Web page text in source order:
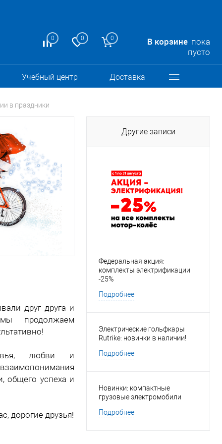
0 0 0 В корзине пока
пусто
Учебный центр Доставка
в праздники
друг друга и
продолжаем
любви и
общего успеха и
дорогие друзья!
Другие записи
Федеральная акция:
комплекты электрификации
-25%
Подробнее
Электрические гольфкары
Rutrike: новинки в наличии!
Подробнее
Новинки: компактные
грузовые электромобили
Подробнее